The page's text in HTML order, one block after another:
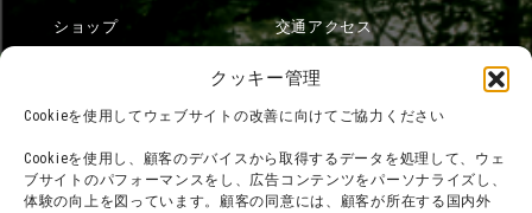
クッキー管理
Cookieを使用してウェブサイトの改善に向けてご協力ください
Cookieを使用し、顧客のデバイスから取得するデータを処理して、ウェ
ブサイトのパフォーマンスをし、広告コンテンツをパーソナライズし、
体験の向上を図っています。顧客の同意には、顧客が所在する国内外
ショップ 交通アクセス